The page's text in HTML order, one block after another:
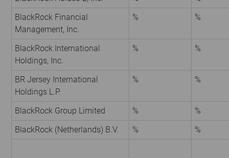
BlackRock Financial
Management, Inc.
% %
BlackRock International
Holdings, Inc.
% %
BR Jersey International
Holdings L.P.
% %
BlackRock Group Limited %
%
BlackRock (Netherlands) B.V.
% %